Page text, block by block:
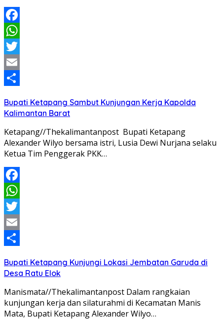
Facebook
WhatsApp
Twitter
Email
Bupati Ketapang Sambut Kunjungan Kerja Kapolda
Kalimantan Barat
Ketapang//Thekalimantanpost Bupati Ketapang
Alexander Wilyo bersama istri, Lusia Dewi Nurjana selaku
Ketua Tim Penggerak PKK…
Facebook
WhatsApp
Twitter
Email
Bupati Ketapang Kunjungi Lokasi Jembatan Garuda di
Desa Ratu Elok
Manismata//Thekalimantanpost Dalam rangkaian
kunjungan kerja dan silaturahmi di Kecamatan Manis
Mata, Bupati Ketapang Alexander Wilyo…